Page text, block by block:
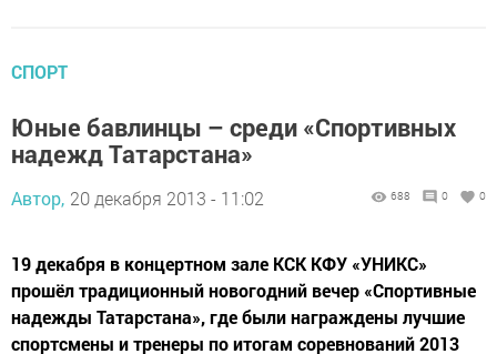
СПОРТ
Юные бавлинцы – среди «Спортивных
надежд Татарстана»
Автор, 20 декабря 2013 - 11:02 688 0 0
19 декабря в концертном зале КСК КФУ «УНИКС»
прошёл традиционный новогодний вечер «Спортивные
надежды Татарстана», где были награждены лучшие
спортсмены и тренеры по итогам соревнований 2013